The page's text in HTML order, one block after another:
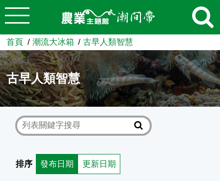
跳到主要內容
農業知識入口網
首頁 潮流大冰箱 古早人類智慧
古早人類智慧
排序 發布日期 更新日期